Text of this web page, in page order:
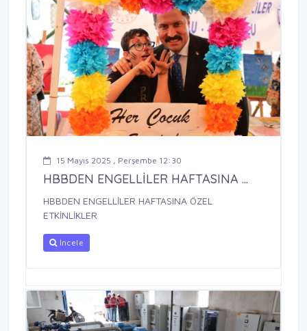
15 Mayıs 2025 , Perşembe 12:30
HBBDEN ENGELLİLER HAFTASINA ...
HBBDEN ENGELLİLER HAFTASINA ÖZEL
ETKİNLİKLER
İncele